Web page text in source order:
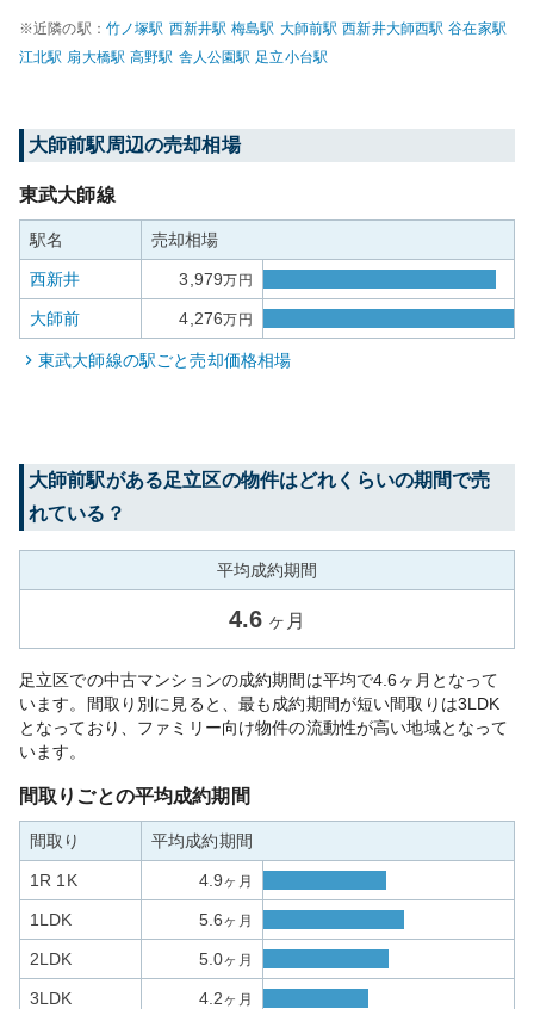
※近隣の駅： 竹ノ塚駅 西新井駅 梅島駅 大師前駅 西新井大師西駅 谷在家駅
江北駅 扇大橋駅 高野駅 舎人公園駅 足立小台駅
大師前駅周辺の売却相場
東武大師線
駅名 売却相場
西新井 3,979万円
大師前 4,276万円
東武大師線の駅ごと売却価格相場
大師前駅がある足立区の物件はどれくらいの期間で売
れている？
平均成約期間
4.6 ヶ月
足立区での中古マンションの成約期間は平均で4.6ヶ月となって
います。間取り別に見ると、最も成約期間が短い間取りは3LDK
となっており、ファミリー向け物件の流動性が高い地域となって
います。
間取りごとの平均成約期間
間取り 平均成約期間
1R 1K 4.9ヶ月
1LDK 5.6ヶ月
2LDK 5.0ヶ月
3LDK 4.2ヶ月